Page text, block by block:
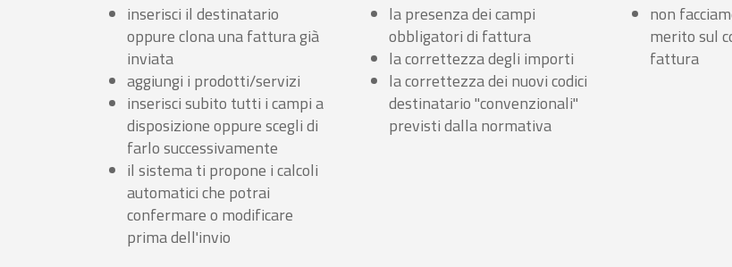
inserisci il destinatario
oppure clona una fattura già
inviata
aggiungi i prodotti/servizi
inserisci subito tutti i campi a
disposizione oppure scegli di
farlo successivamente
il sistema ti propone i calcoli
automatici che potrai
confermare o modificare
prima dell'invio
la presenza dei campi
obbligatori di fattura
la correttezza degli importi
la correttezza dei nuovi codici
destinatario "convenzionali"
previsti dalla normativa
non
merito sul
fattura